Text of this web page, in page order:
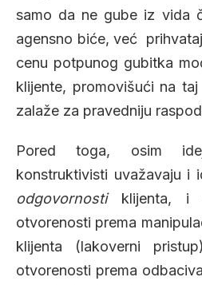
samo da ne gube iz vida
agensno biće, već
cenu potpunog gubitka
klijente, promovišući na
zalaže za pravedniju
Pored toga, osim
konstruktivisti uvažavaju i
odgovornostiklijenta, i
otvorenosti prema
klijenta (lakoverni
otvorenosti prema